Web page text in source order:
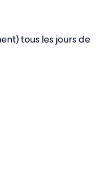
tous les jours de